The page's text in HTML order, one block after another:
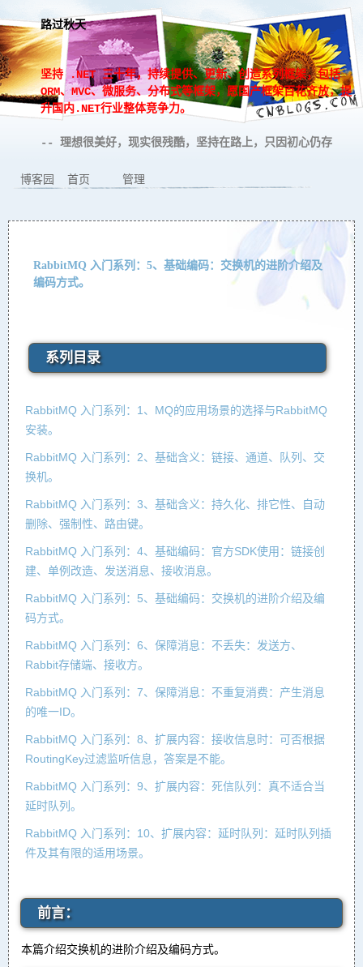
路过秋天
坚持 .NET 三十年，持续提供、更新、创造系列框架，包括
ORM、MVC、微服务、分布式等框架，愿国产框架百花齐放，提
升国内.NET行业整体竞争力。
-- 理想很美好，现实很残酷，坚持在路上，只因初心仍存
博客园 首页 管理
RabbitMQ 入门系列：5、基础编码：交换机的进阶介绍及
编码方式。
系列目录
RabbitMQ 入门系列：1、MQ的应用场景的选择与RabbitMQ
安装。
RabbitMQ 入门系列：2、基础含义：链接、通道、队列、交
换机。
RabbitMQ 入门系列：3、基础含义：持久化、排它性、自动
删除、强制性、路由键。
RabbitMQ 入门系列：4、基础编码：官方SDK使用：链接创
建、单例改造、发送消息、接收消息。
RabbitMQ 入门系列：5、基础编码：交换机的进阶介绍及编
码方式。
RabbitMQ 入门系列：6、保障消息：不丢失：发送方、
Rabbit存储端、接收方。
RabbitMQ 入门系列：7、保障消息：不重复消费：产生消息
的唯一ID。
RabbitMQ 入门系列：8、扩展内容：接收信息时：可否根据
RoutingKey过滤监听信息，答案是不能。
RabbitMQ 入门系列：9、扩展内容：死信队列：真不适合当
延时队列。
RabbitMQ 入门系列：10、扩展内容：延时队列：延时队列插
件及其有限的适用场景。
前言：
本篇介绍交换机的进阶介绍及编码方式。